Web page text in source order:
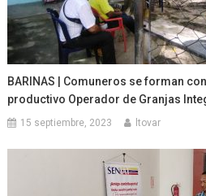
BARINAS | Comuneros se forman
productivo Operador de Granjas
15 septiembre, 2023 ltovar